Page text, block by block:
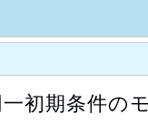
初期条件の